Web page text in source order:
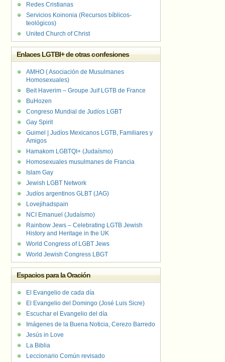
Redes Cristianas
Servicios Koinonia (Recursos bíblicos-
teológicos)
United Church of Christ
Enlaces LGTBI+ de otras confesiones
AMHO ( Asociación de Musulmanes
Homosexuales)
Beit Haverim – Groupe Juif LGTB de France
BuHozen
Congreso Mundial de Judíos LGBT
Gay Spirit
Guimel | Judíos Mexicanos LGTB, Familiares y
Amigos
Hamakom LGBTQI+ (Judaísmo)
Homosexuales musulmanes de Francia
Islam Gay
Jewish LGBT Network
Judíos argentinos GLBT (JAG)
Lovejihadspain
NCI Emanuel (Judaísmo)
Rainbow Jews – Celebrating LGTB Jewish
History and Heritage in the UK
World Congress of LGBT Jews
World Jewish Congress LBGT
Espacios para la Oración
El Evangelio de cada día
El Evangelio del Domingo (José Luis Sicre)
Escuchar el Evangelio del día
Imágenes de la Buena Noticia, Cerezo Barredo
Jesús in Love
La Biblia
Leccionario Común revisado